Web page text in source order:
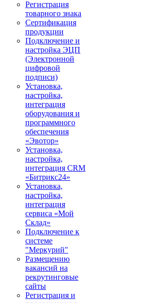
Регистрация
товарного знака
Сертификация
продукции
Подключение и
настройка ЭЦП
(Электронной
цифровой
подписи)
Установка,
настройка,
интеграция
оборудования и
программного
обеспечения
«Эвотор»
Установка,
настройка,
интеграция CRM
«Битрикс24»
Установка,
настройка,
интеграция
сервиса «Мой
Склад»
Подключение к
системе
"Меркурий"
Размещению
вакансий на
рекрутинговые
сайты
Регистрация и